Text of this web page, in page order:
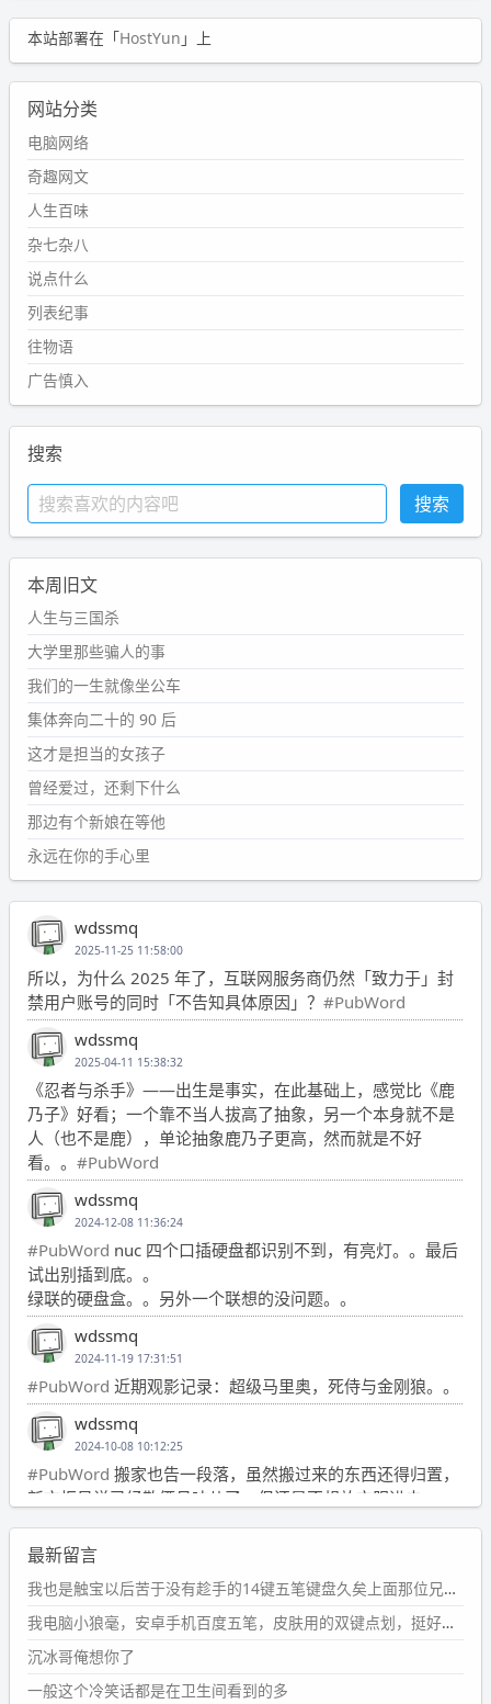
本站部署在「HostYun 」上
网站分类
电脑网络
奇趣网文
人生百味
杂七杂八
说点什么
列表纪事
往物语
广告慎入
搜索
本周旧文
人生与三国杀
大学里那些骗人的事
我们的一生就像坐公车
集体奔向二十的 90 后
这才是担当的女孩子
曾经爱过，还剩下什么
那边有个新娘在等他
永远在你的手心里
wdssmq
2025-11-25 11:58:00
所以，为什么 2025 年了，互联网服务商仍然「致力于」封
禁用户账号的同时「不告知具体原因」？ #PubWord
wdssmq
2025-04-11 15:38:32
《忍者与杀手》——出生是事实，在此基础上，感觉比《鹿
乃子》好看；一个靠不当人拔高了抽象，另一个本身就不是
人（也不是鹿），单论抽象鹿乃子更高，然而就是不好
看。。 #PubWord
wdssmq
2024-12-08 11:36:24
#PubWord nuc 四个口插硬盘都识别不到，有亮灯。。最后
试出别插到底。。
绿联的硬盘盒。。另外一个联想的没问题。。
wdssmq
2024-11-19 17:31:51
#PubWord 近期观影记录：超级马里奥，死侍与金刚狼。。
wdssmq
2024-10-08 10:12:25
#PubWord 搬家也告一段落，虽然搬过来的东西还得归置，
新衣柜虽说已经散俩月味儿了，但还是不想放衣服进去。
wdssmq
2024-09-23 21:00:49
#PubWord要不我每年汇总整理一次？？碎雨集_沉冰浮水_
第1页https://www.wdssmq.com/tag/%E7%A2%8E%E9%9
B%A8%E9%9B%86/
wdssmq
2024-09-23 20:58:40
最新留言
我也是触宝以后苦于没有趁手的14键五笔键盘久矣上面那位兄台用的百度双键点划布局我也用过很久，那个皮肤做得很粗糙，个别键位的触发区域是错位的，快速打字时很容易出错，修改它的皮肤文件校正后勉强能用，但早年出的皮肤分辨率太低，实在谈不上美观。百度小米定制版的商店里有一个"小黑板"皮肤还不错(百度官方输入法商店里没有)，但那个风格我不喜欢这两天找到了一个叫"森林集"的公众号，开发了海量的皮肤，很多都有14键版本，付费但很便宜，几块钱，终于有自己满意的输入法了搜了一下，这个工作室还是百度的官方合作伙伴，不知道为什么14键作品都不在官方商店上架，难道是百度官方在刻意放弃14键？
我电脑小狼毫，安卓手机百度五笔，皮肤用的双键点划，挺好的。
沉冰哥俺想你了
一般这个冷笑话都是在卫生间看到的多